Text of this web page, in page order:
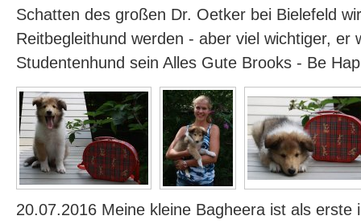
Schatten des großen Dr. Oetker bei Bielefeld
Reitbegleithund werden - aber viel wichtiger, er
Studentenhund sein Alles Gute Brooks - Be
20.07.2016 Meine kleine Bagheera ist als erste